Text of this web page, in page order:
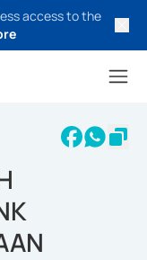
access to the